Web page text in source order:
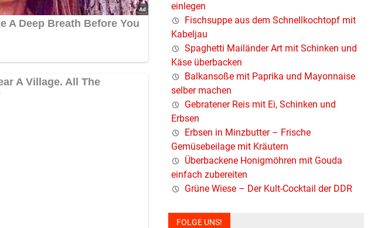
einlegen
Fischsuppe aus dem Schnellkochtopf mit
Kabeljau
Spaghetti Mailänder Art mit Schinken und
Käse überbacken
Balkansoße mit Paprika und Mayonnaise
selber machen
Gebratener Reis mit Ei, Schinken und
Erbsen
Erbsen in Minzbutter – Frische
Gemüsebeilage mit Kräutern
Überbackene Honigmöhren mit Gouda
einfach zubereiten
Grüne Wiese – Der Kult-Cocktail der DDR
FOLGE UNS!